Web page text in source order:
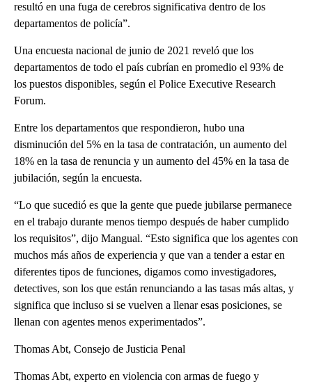
resultó en una fuga de cerebros significativa dentro de los
departamentos de policía”.
Una encuesta nacional de junio de 2021 reveló que los
departamentos de todo el país cubrían en promedio el 93% de
los puestos disponibles, según el Police Executive Research
Forum.
Entre los departamentos que respondieron, hubo una
disminución del 5% en la tasa de contratación, un aumento del
18% en la tasa de renuncia y un aumento del 45% en la tasa de
jubilación, según la encuesta.
“Lo que sucedió es que la gente que puede jubilarse permanece
en el trabajo durante menos tiempo después de haber cumplido
los requisitos”, dijo Mangual. “Esto significa que los agentes con
muchos más años de experiencia y que van a tender a estar en
diferentes tipos de funciones, digamos como investigadores,
detectives, son los que están renunciando a las tasas más altas, y
significa que incluso si se vuelven a llenar esas posiciones, se
llenan con agentes menos experimentados”.
Thomas Abt, Consejo de Justicia Penal
Thomas Abt, experto en violencia con armas de fuego y